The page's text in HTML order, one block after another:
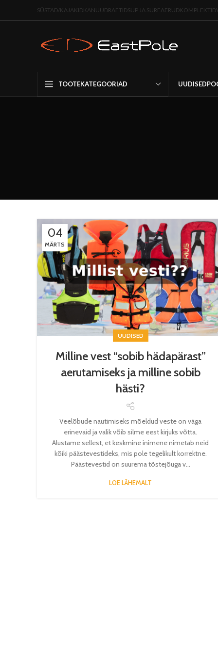
SÜSTAD/KAJAKIDKANUUDRAFTIDSUP JA SURFAERUDKOMPLEKTID
TOOTEKATEGOORIAD UUDISED
04
MÄRTS
UUDISED
Milline vest “sobib hädapärast”
aerutamiseks ja milline sobib
hästi?
Veelõbude nautimiseks mõeldud veste on väga
erinevaid ja valik võib silme eest kirjuks võtta.
Alustame sellest, et keskmine inimene nimetab neid
kõiki päästevestideks, mis pole tegelikult korrektne.
Päästevestid on suurema tõstejõuga v...
LOE LÄHEMALT